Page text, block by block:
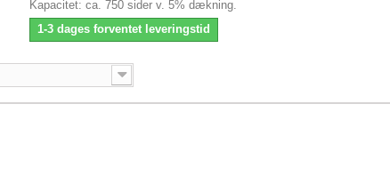
Kapacitet: ca. 750 sider v. 5% dækning.
1-3 dages forventet leveringstid